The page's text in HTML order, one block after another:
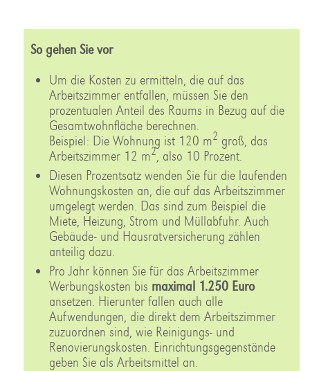
So gehen Sie vor
Um die Kosten zu ermitteln, die auf das
Arbeitszimmer entfallen, müssen Sie den
prozentualen Anteil des Raums in Bezug auf die
Gesamtwohnfläche berechnen.
Beispiel: Die Wohnung ist 120 m2 groß, das
Arbeitszimmer 12 m2 , also 10 Prozent.
Diesen Prozentsatz wenden Sie für die laufenden
Wohnungskosten an, die auf das Arbeitszimmer
umgelegt werden. Das sind zum Beispiel die
Miete, Heizung, Strom und Müllabfuhr. Auch
Gebäude- und Hausratversicherung zählen
anteilig dazu.
Pro Jahr können Sie für das Arbeitszimmer
Werbungskosten bis maximal 1.250 Euro
ansetzen. Hierunter fallen auch alle
Aufwendungen, die direkt dem Arbeitszimmer
zuzuordnen sind, wie Reinigungs- und
Renovierungskosten. Einrichtungsgegenstände
geben Sie als Arbeitsmittel an.